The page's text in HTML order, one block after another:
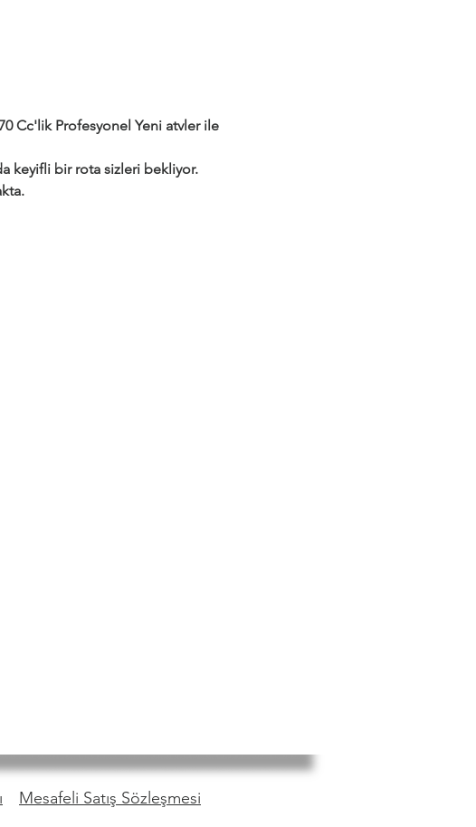
Cc'lik Profesyonel Yeni atvler ile
keyifli bir rota sizleri bekliyor.
Mesafeli Satış Sözleşmesi